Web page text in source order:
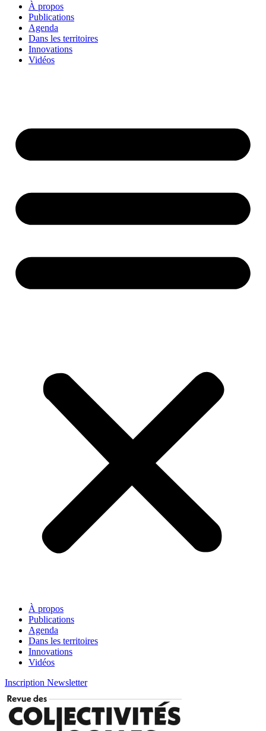
À propos
Publications
Agenda
Dans les territoires
Innovations
Vidéos
À propos
Publications
Agenda
Dans les territoires
Innovations
Vidéos
Inscription Newsletter